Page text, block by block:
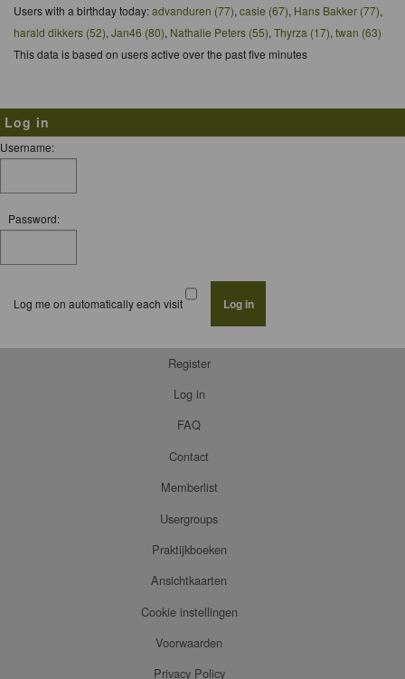
Users with a birthday today:advanduren (77), casie (67), Hans Bakker (77),
harald dikkers (52), Jan46 (80), Nathalie Peters (55), Thyrza (17), twan (63)
This data is based on users active over the past five minutes
Log in
Username:
Password:
Log me on automatically each visit
Register
Log in
FAQ
Contact
Memberlist
Usergroups
Praktijkboeken
Ansichtkaarten
Cookie instellingen
Voorwaarden
Privacy Policy